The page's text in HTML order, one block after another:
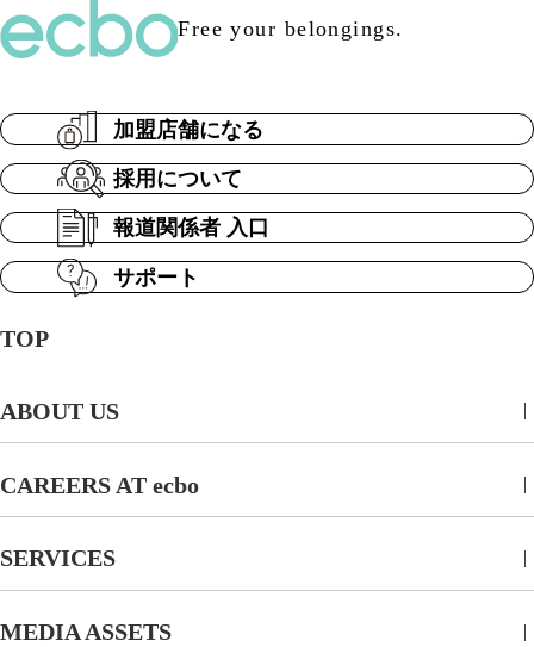
Free your belongings.
TOP
ABOUT US
CAREERS AT ecbo
SERVICES
MEDIA ASSETS
加盟店舗になる
採用について
報道関係者 入口
サポート